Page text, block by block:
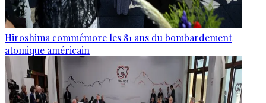
Hiroshima commémore les 81 ans du bombardement
atomique américain